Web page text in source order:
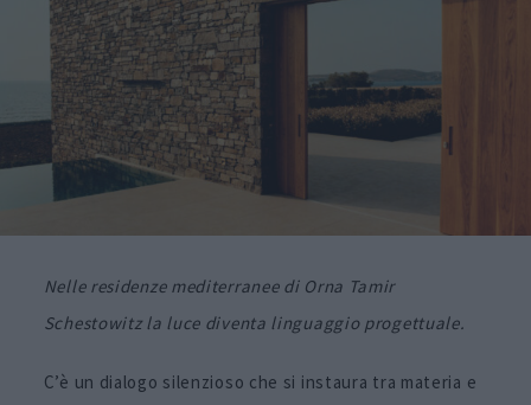
Nelle residenze mediterranee di Orna Tamir
Schestowitz la luce diventa linguaggio progettuale.
C’è un dialogo silenzioso che si instaura tra materia e